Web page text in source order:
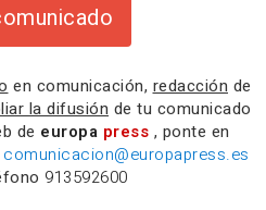
en comunicación, redacción de
la difusión de tu comunicado
de europa press , ponte en
comunicacion@europapress.es
913592600